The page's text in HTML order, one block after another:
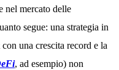
nel mercato delle
segue: una strategia in
una crescita record e la
, ad esempio) non